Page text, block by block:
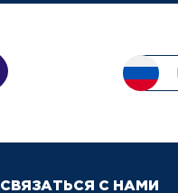
СВЯЗАТЬСЯ С НАМИ